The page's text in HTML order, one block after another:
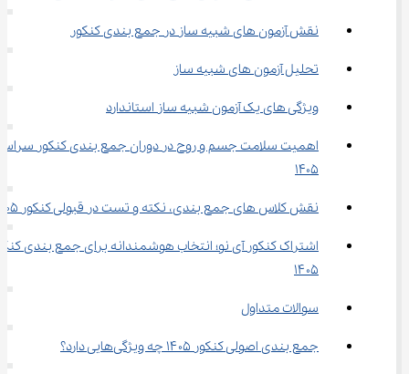
نقش آزمون های شبیه ساز در جمع بندی کنکور
تحلیل آزمون های شبیه ساز
ویژگی های یک آزمون شبیه ساز استاندارد
اهمیت سلامت جسم و روح در دوران جمع بندی کنکور
1405
نقش کلاس های جمع بندی، نکته و تست در قبولی کنکور 1405
اشتراک کنکور آی نو؛ انتخاب هوشمندانه برای جمع بندی
۱۴۰۵
سوالات متداول
جمع بندی اصولی کنکور ۱۴۰۵ چه ویژگی‌هایی دارد؟